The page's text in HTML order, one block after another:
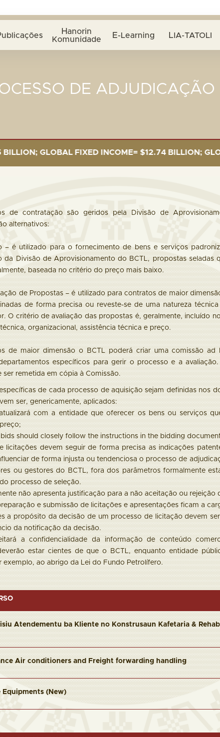
Publicações Hanorin
Komunidade E-Learning LIA-TATOLI
DE ADJUDICAÇÃO
FIXED INCOME= $12.74 BILLION; GLOBAL
de contratação são geridos pela Divisão de
alternativos:
– é utilizado para o fornecimento de bens e serviços
da Divisão de Aprovisionamento do BCTL, propostas
baseada no critério do preço mais baixo.
de Propostas – é utilizado para contratos de maior
de forma precisa ou reveste-se de uma natureza
O critério de avaliação das propostas é, geralmente, incluído
organizacional, assistência técnica e preço.
de maior dimensão o BCTL poderá criar uma comissão
específicos para gerir o processo e a
remetida em cópia à Comissão.
de cada processo de aquisição sejam definidas nos
ser, genericamente, aplicados:
com a entidade que oferecer os bens ou serviços
should closely follow the instructions in the bidding
licitações devem seguir de forma precisa as indicações
de forma injusta ou tendenciosa o processo de
ou gestores do BCTL, fora dos parâmetros formalmente
processo de seleção.
não apresenta justificação para a não aceitação ou rejeição
e submissão de licitações e apresentações ficam a
a propósito da decisão de um processo de licitação devem
da notificação da decisão.
a confidencialidade da informação de conteúdo
estar cientes de que o BCTL, enquanto entidade
exemplo, ao abrigo da Lei do Fundo Petrolífero.
Atendementu ba Kliente no Konstrusaun Kafetaria &
Air conditioners and Freight forwarding handling
Equipments (New)